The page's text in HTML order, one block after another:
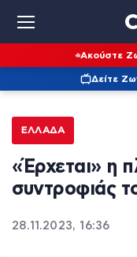
Ακούστε
Δείτε
ΕΛΛΆΔΑ
«Έρχεται» η
συντροφιάς
28.11.2023, 16:36